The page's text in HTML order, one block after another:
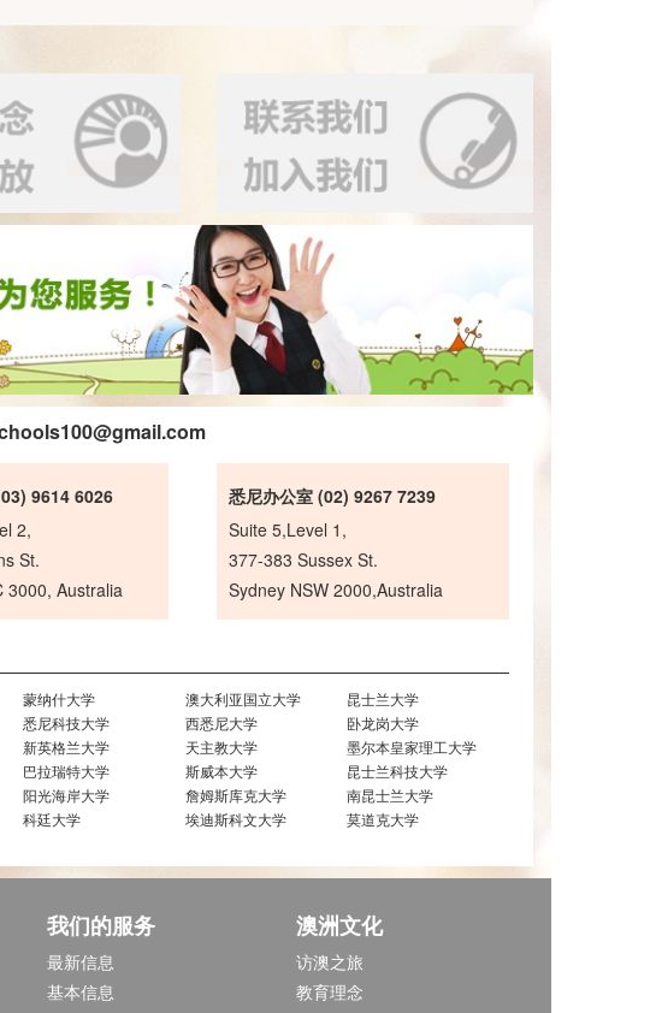
9614 6026
2,
St.
3000, Australia
悉尼办公室 (02) 9267 7239
Suite 5,Level 1,
377-383 Sussex St.
Sydney NSW 2000,Australia
蒙纳什大学 澳大利亚国立大学
昆士兰大学
悉尼科技大学 西悉尼大学
卧龙岗大学
新英格兰大学 天主教大学
墨尔本皇家理工大学
巴拉瑞特大学 斯威本大学
昆士兰科技大学
阳光海岸大学 詹姆斯库克大学
南昆士兰大学
科廷大学 埃迪斯科文大学
莫道克大学
我们的服务
最新信息
基本信息
澳洲文化
访澳之旅
教育理念